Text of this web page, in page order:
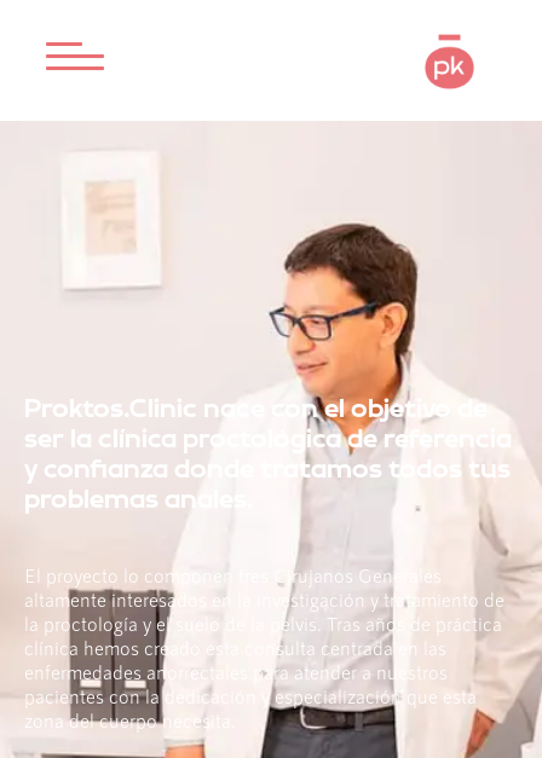
Proktos.Clinic nace con el objetivo de
ser la clínica proctológica de referencia
y confianza donde tratamos todos tus
problemas anales.
El proyecto lo componen tres Cirujanos Generales
altamente interesados en la investigación y tratamiento de
la proctología y el suelo de la pelvis. Tras años de práctica
clínica hemos creado esta consulta centrada en las
enfermedades anorrectales para atender a nuestros
pacientes con la dedicación y especialización que esta
zona del cuerpo necesita.